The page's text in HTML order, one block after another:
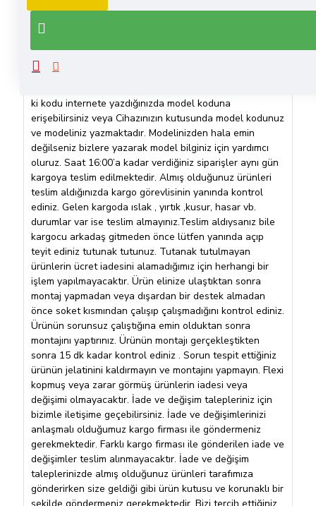
ÜRÜN BILGISI
kodunu kontrol etmenizi öneririz. Model Kodunu
öğrenmek için cihazınızın ayarlar hakkında kısmına
ki kodu internete yazdığınızda model koduna
erişebilirsiniz veya Cihazınızın kutusunda model kodunuz
ve modeliniz yazmaktadır. Modelinizden hala emin
değilseniz bizlere yazarak model bilginiz için yardımcı
oluruz. Saat 16:00’a kadar verdiğiniz siparişler aynı gün
kargoya teslim edilmektedir. Almış olduğunuz ürünleri
teslim aldığınızda kargo görevlisinin yanında kontrol
ediniz. Gelen kargoda ıslak , yırtık ,kusur, hasar vb.
durumlar var ise teslim almayınız.Teslim aldıysanız bile
kargocu arkadaş gitmeden önce lütfen yanında açıp
teyit ediniz tutunak tutunuz. Tutanak tutulmayan
ürünlerin ücret iadesini alamadığımız için herhangi bir
işlem yapılmayacaktır. Ürün elinize ulaştıktan sonra
montaj yapmadan veya dışardan bir destek almadan
önce soket kısmından çalışıp çalışmadığını kontrol ediniz.
Ürünün sorunsuz çalıştığına emin olduktan sonra
montajını yaptırınız. Ürünün montajı gerçekleştikten
sonra 15 dk kadar kontrol ediniz . Sorun tespit ettiğiniz
ürünün jelatinini kaldırmayın ve montajını yapmayın. Flexi
kopmuş veya zarar görmüş ürünlerin iadesi veya
değişimi olmayacaktır. İade ve değişim talepleriniz için
bizimle iletişime geçebilirsiniz. İade ve değişimlerinizi
anlaşmalı olduğumuz kargo firması ile göndermeniz
gerekmektedir. Farklı kargo firması ile gönderilen iade ve
değişimler teslim alınmayacaktır. İade ve değişim
taleplerinizde almış olduğunuz ürünleri tarafımıza
gönderirken size geldiği gibi ürün kutusu ve korunaklı bir
şekilde göndermeniz gerekmektedir. Bizi tercih ettiğiniz